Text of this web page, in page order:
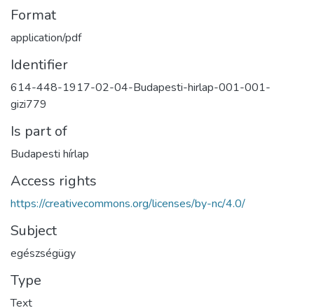
Format
application/pdf
Identifier
614-448-1917-02-04-Budapesti-hirlap-001-001-
gizi779
Is part of
Budapesti hírlap
Access rights
https://creativecommons.org/licenses/by-nc/4.0/
Subject
egészségügy
Type
Text